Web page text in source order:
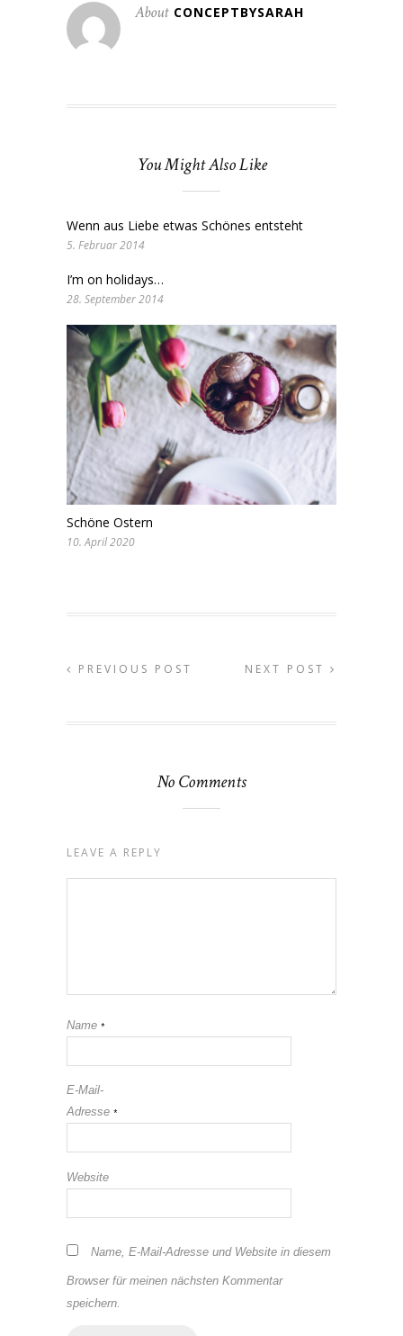
About CONCEPTBYSARAH
You Might Also Like
Wenn aus Liebe etwas Schönes entsteht
5. Februar 2014
I’m on holidays…
28. September 2014
Schöne Ostern
10. April 2020
PREVIOUS POST NEXT POST
No Comments
LEAVE A REPLY
Name *
E-Mail-
Adresse *
Website
Name, E-Mail-Adresse und Website in diesem
Browser für meinen nächsten Kommentar
speichern.